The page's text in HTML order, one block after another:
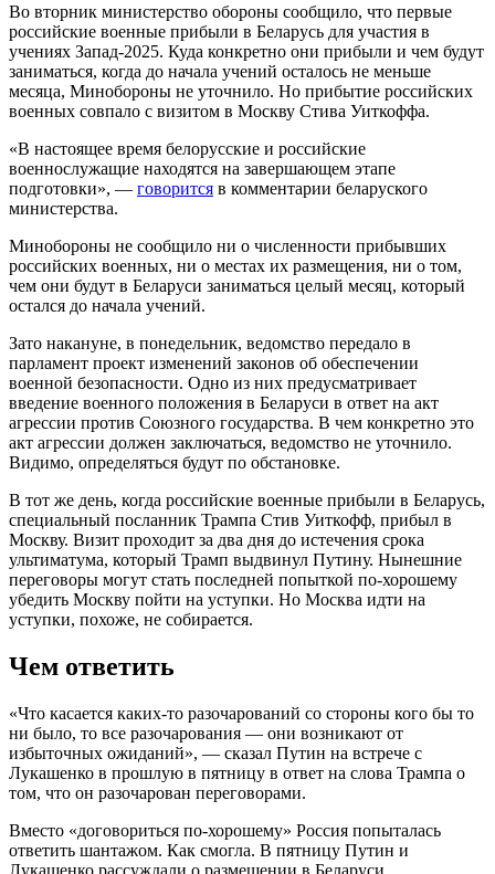
Во вторник министерство обороны сообщило, что первые
российские военные прибыли в Беларусь для участия в
учениях Запад-2025. Куда конкретно они прибыли и чем будут
заниматься, когда до начала учений осталось не меньше
месяца, Минобороны не уточнило. Но прибытие российских
военных совпало с визитом в Москву Стива Уиткоффа.
«В настоящее время белорусские и российские
военнослужащие находятся на завершающем этапе
подготовки», — говорится в комментарии беларуского
министерства.
Минобороны не сообщило ни о численности прибывших
российских военных, ни о местах их размещения, ни о том,
чем они будут в Беларуси заниматься целый месяц, который
остался до начала учений.
Зато накануне, в понедельник, ведомство передало в
парламент проект изменений законов об обеспечении
военной безопасности. Одно из них предусматривает
введение военного положения в Беларуси в ответ на акт
агрессии против Союзного государства. В чем конкретно это
акт агрессии должен заключаться, ведомство не уточнило.
Видимо, определяться будут по обстановке.
В тот же день, когда российские военные прибыли в Беларусь,
специальный посланник Трампа Стив Уиткофф, прибыл в
Москву. Визит проходит за два дня до истечения срока
ультиматума, который Трамп выдвинул Путину. Нынешние
переговоры могут стать последней попыткой по-хорошему
убедить Москву пойти на уступки. Но Москва идти на
уступки, похоже, не собирается.
Чем ответить
«Что касается каких-то разочарований со стороны кого бы то
ни было, то все разочарования — они возникают от
избыточных ожиданий», — сказал Путин на встрече с
Лукашенко в прошлую в пятницу в ответ на слова Трампа о
том, что он разочарован переговорами.
Вместо «договориться по-хорошему» Россия попыталась
ответить шантажом. Как смогла. В пятницу Путин и
Лукашенко рассуждали о размещении в Беларуси